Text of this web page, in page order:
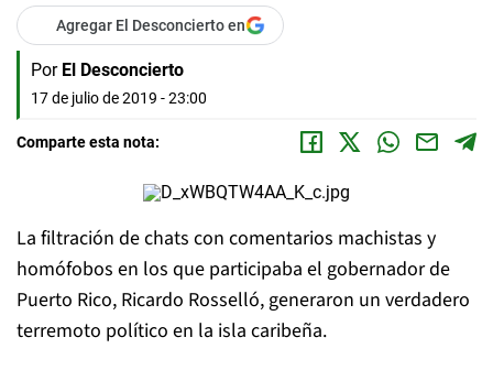
Agregar El Desconcierto en
Por El Desconcierto
17 de julio de 2019 - 23:00
Comparte esta nota:
La filtración de chats con comentarios machistas y
homófobos en los que participaba el gobernador de
Puerto Rico, Ricardo Rosselló, generaron un verdadero
terremoto político en la isla caribeña.